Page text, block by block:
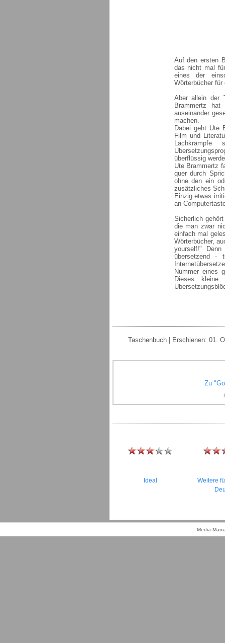
Auf den ersten
das nicht mal
eines der
Wörterbücher
Aber allein der
Brammertz
auseinander
machen.
Dabei geht Ute
Film und
überflüssig
Ute Brammertz
quer durch
ohne den ein
zusätzliches
Einzig etwas
an
Sicherlich
die man zwar
einfach mal
Wörterbücher,
yourself!"
übersetzend -
Nummer eines
Dieses
Taschenbuch | Erschienen: 01.
Zu
Ideal
Weitere
Media-